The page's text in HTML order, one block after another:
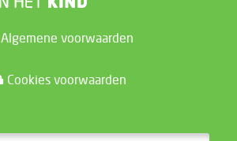
Algemene voorwaarden
Cookies voorwaarden